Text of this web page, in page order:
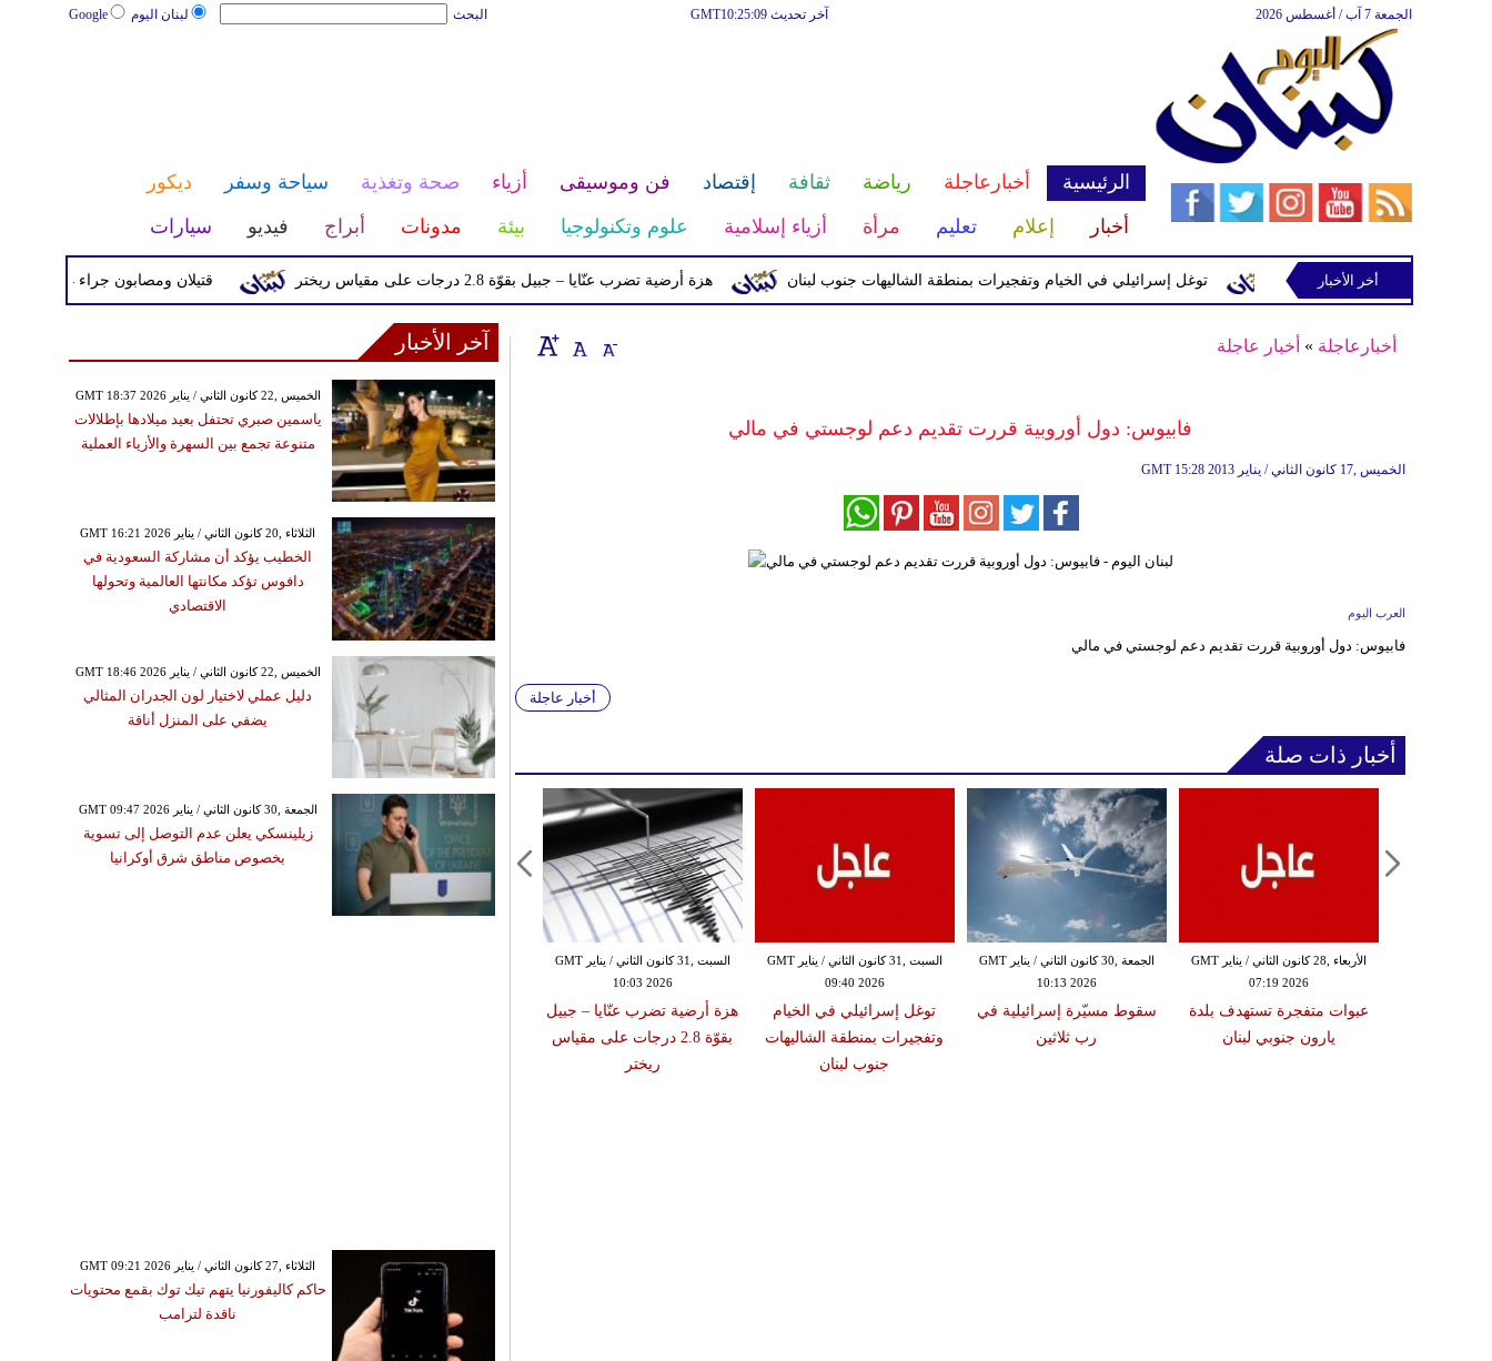
لبنان اليوم Google البحث آخر تحديث GMT10:25:09 الجمعة 7 آب / أغسطس 2026
الرئيسية أخبارعاجلة رياضة ثقافة إقتصاد فن وموسيقى أزياء صحة وتغذية سياحة وسفر
ديكور
أخبار
إعلام تعليم مرأة أزياء إسلامية علوم وتكنولوجيا بيئة مدونات أبراج فيديو سيارات
قتيلان ومصابون جراء 14 غارة إسرائيلية على شرق وجنوب لبنان هزة أرضية تضرب عنّايا – جبيل بقوّة 2.8 درجات على مقياس ريختر توغل إسرائيلي في الخيام وتفجيرات بمنطقة الشاليهات جنوب لبنان في رب ثلاثين
أخر الأخبار
أخبارعاجلة » أخبار عاجلة
فابيوس: دول أوروبية قررت تقديم دعم لوجستي في مالي
GMT 15:28 2013 الخميس ,17 كانون الثاني / يناير
العرب اليوم
فابيوس: دول أوروبية قررت تقديم دعم لوجستي في مالي
أخبار عاجلة
أخبار ذات صلة
السبت ,31 كانون الثاني / يناير GMT
10:03 2026
هزة أرضية تضرب عنّايا – جبيل
بقوّة 2.8 درجات على مقياس
ريختر
السبت ,31 كانون الثاني / يناير GMT
09:40 2026
توغل إسرائيلي في الخيام
وتفجيرات بمنطقة الشاليهات
جنوب لبنان
الجمعة ,30 كانون الثاني / يناير GMT
10:13 2026
سقوط مسيّرة إسرائيلية في
رب ثلاثين
الأربعاء ,28 كانون الثاني / يناير GMT
07:19 2026
عبوات متفجرة تستهدف بلدة
يارون جنوبي لبنان
آخر الأخبار
GMT 18:37 2026 الخميس ,22 كانون الثاني / يناير
ياسمين صبري تحتفل بعيد ميلادها بإطلالات
متنوعة تجمع بين السهرة والأزياء العملية
GMT 16:21 2026 الثلاثاء ,20 كانون الثاني / يناير
الخطيب يؤكد أن مشاركة السعودية في
دافوس تؤكد مكانتها العالمية وتحولها
الاقتصادي
GMT 18:46 2026 الخميس ,22 كانون الثاني / يناير
دليل عملي لاختيار لون الجدران المثالي
يضفي على المنزل أناقة
GMT 09:47 2026 الجمعة ,30 كانون الثاني / يناير
زيلينسكي يعلن عدم التوصل إلى تسوية
بخصوص مناطق شرق أوكرانيا
GMT 09:21 2026 الثلاثاء ,27 كانون الثاني / يناير
حاكم كاليفورنيا يتهم تيك توك بقمع محتويات
ناقدة لترامب